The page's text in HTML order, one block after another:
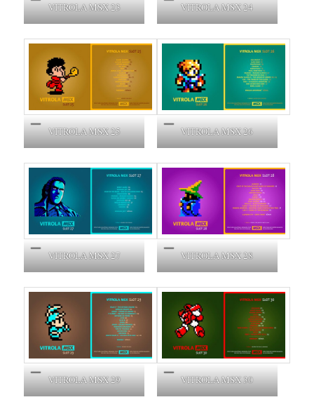
VITROLA MSX 23 VITROLA MSX 24
VITROLA MSX 25 VITROLA MSX 26
VITROLA MSX 27 VITROLA MSX 28
VITROLA MSX 29 VITROLA MSX 30